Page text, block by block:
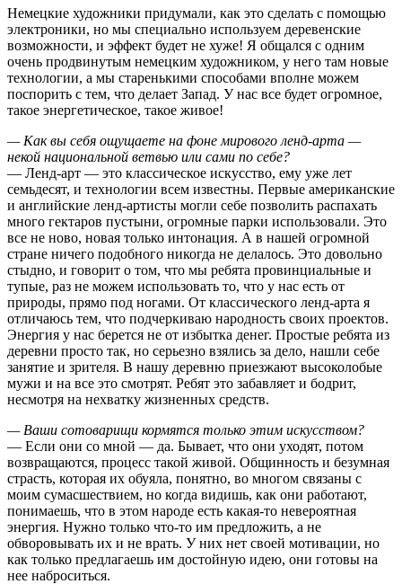
Немецкие художники придумали, как это сделать с помощью
электроники, но мы специально используем деревенские
возможности, и эффект будет не хуже! Я общался с одним
очень продвинутым немецким художником, у него там новые
технологии, а мы старенькими способами вполне можем
поспорить с тем, что делает Запад. У нас все будет огромное,
такое энергетическое, такое живое!
— Как вы себя ощущаете на фоне мирового ленд-арта —
некой национальной ветвью или сами по себе?
— Ленд-арт — это классическое искусство, ему уже лет
семьдесят, и технологии всем известны. Первые американские
и английские ленд-артисты могли себе позволить распахать
много гектаров пустыни, огромные парки использовали. Это
все не ново, новая только интонация. А в нашей огромной
стране ничего подобного никогда не делалось. Это довольно
стыдно, и говорит о том, что мы ребята провинциальные и
тупые, раз не можем использовать то, что у нас есть от
природы, прямо под ногами. От классического ленд-арта я
отличаюсь тем, что подчеркиваю народность своих проектов.
Энергия у нас берется не от избытка денег. Простые ребята из
деревни просто так, но серьезно взялись за дело, нашли себе
занятие и зрителя. В нашу деревню приезжают высоколобые
мужи и на все это смотрят. Ребят это забавляет и бодрит,
несмотря на нехватку жизненных средств.
— Ваши сотоварищи кормятся только этим искусством?
— Если они со мной — да. Бывает, что они уходят, потом
возвращаются, процесс такой живой. Общинность и безумная
страсть, которая их обуяла, понятно, во многом связаны с
моим сумасшествием, но когда видишь, как они работают,
понимаешь, что в этом народе есть какая-то невероятная
энергия. Нужно только что-то им предложить, а не
обворовывать их и не врать. У них нет своей мотивации, но
как только предлагаешь им достойную идею, они готовы на
нее наброситься.